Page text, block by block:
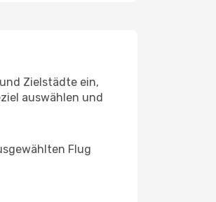
Zielstädte ein,
auswählen und
Flug